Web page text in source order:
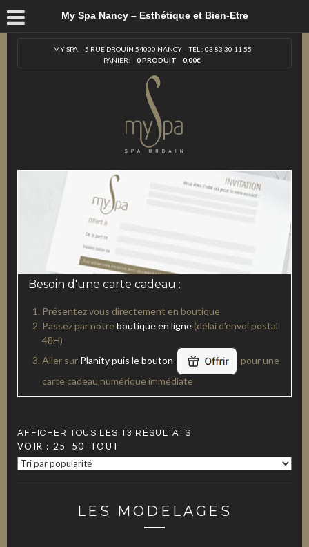
My Spa Nancy – Esthétique et Bien-Etre
MY SPA – 5 RUE DROUIN 54000 NANCY – TÉL : 03 83 30 11 55
PANIER:
0 PRODUIT 0,00€
Besoin d'une carte cadeau :
Présentez vous directement en boutique
Passez par notre boutique en ligne (délai d'envoi postal
48H)
Aller sur Planity puis le bouton
pour une
carte cadeau numérique immédiate
AFFICHER TOUS LES 13 RÉSULTATS
VOIR : 25 50 TOUT
LES MODELAGES